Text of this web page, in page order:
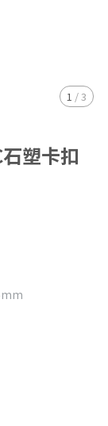
1 /3
塑卡扣